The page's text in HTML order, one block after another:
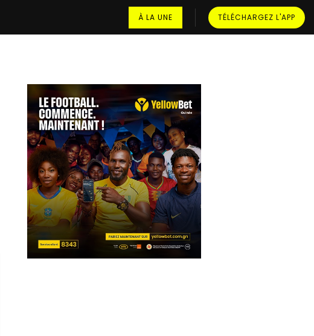
À LA UNE TÉLÉCHARGEZ L'APP